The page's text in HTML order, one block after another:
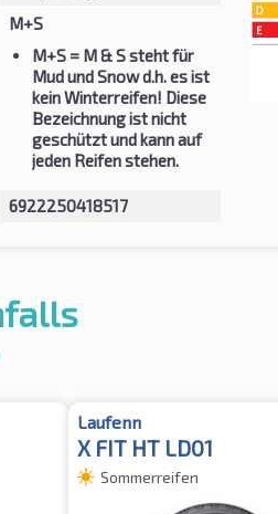
M+S
M+S= M & S steht für
Mud und Snow d.h. es ist
kein Winterreifen! Diese
Bezeichnung ist nicht
geschützt und kann auf
jeden Reifen stehen.
6922250418517
Laufenn
X FIT HT LD01
Sommerreifen